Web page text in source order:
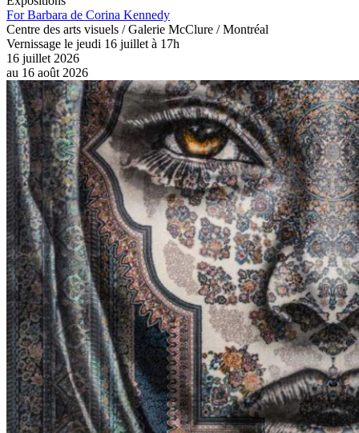
Expositions
For Barbara de Corina Kennedy
Centre des arts visuels / Galerie McClure / Montréal
Vernissage le jeudi 16 juillet à 17h
16 juillet 2026
au16 août 2026